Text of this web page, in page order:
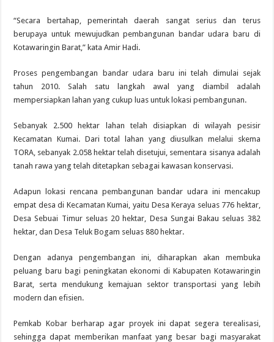
“Secara bertahap, pemerintah daerah sangat serius dan terus
berupaya untuk mewujudkan pembangunan bandar udara baru di
Kotawaringin Barat,” kata Amir Hadi.
Proses pengembangan bandar udara baru ini telah dimulai sejak
tahun 2010. Salah satu langkah awal yang diambil adalah
mempersiapkan lahan yang cukup luas untuk lokasi pembangunan.
Sebanyak 2.500 hektar lahan telah disiapkan di wilayah pesisir
Kecamatan Kumai. Dari total lahan yang diusulkan melalui skema
TORA, sebanyak 2.058 hektar telah disetujui, sementara sisanya adalah
tanah rawa yang telah ditetapkan sebagai kawasan konservasi.
Adapun lokasi rencana pembangunan bandar udara ini mencakup
empat desa di Kecamatan Kumai, yaitu Desa Keraya seluas 776 hektar,
Desa Sebuai Timur seluas 20 hektar, Desa Sungai Bakau seluas 382
hektar, dan Desa Teluk Bogam seluas 880 hektar.
Dengan adanya pengembangan ini, diharapkan akan membuka
peluang baru bagi peningkatan ekonomi di Kabupaten Kotawaringin
Barat, serta mendukung kemajuan sektor transportasi yang lebih
modern dan efisien.
Pemkab Kobar berharap agar proyek ini dapat segera terealisasi,
sehingga dapat memberikan manfaat yang besar bagi masyarakat